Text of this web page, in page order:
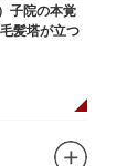
子院の本覚
髪塔が立つ